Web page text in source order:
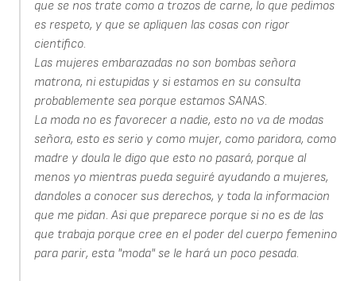
que se nos trate como a trozos de carne, lo que pedimos
es respeto, y que se apliquen las cosas con rigor
cientifico.
Las mujeres embarazadas no son bombas señora
matrona, ni estupidas y si estamos en su consulta
probablemente sea porque estamos SANAS.
La moda no es favorecer a nadie, esto no va de modas
señora, esto es serio y como mujer, como paridora, como
madre y doula le digo que esto no pasará, porque al
menos yo mientras pueda seguiré ayudando a mujeres,
dandoles a conocer sus derechos, y toda la informacion
que me pidan. Asi que preparece porque si no es de las
que trabaja porque cree en el poder del cuerpo femenino
para parir, esta "moda" se le hará un poco pesada.